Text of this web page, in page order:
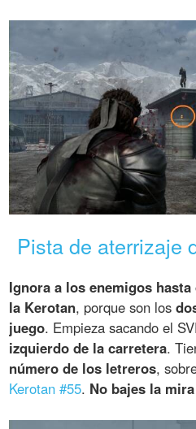
Pista de aterrizaje
Ignora a los enemigos
la Kerotan, porque son los
juego. Empieza sacando el
izquierdo de la carretera.
número de los letreros,
Kerotan #55. No bajes la